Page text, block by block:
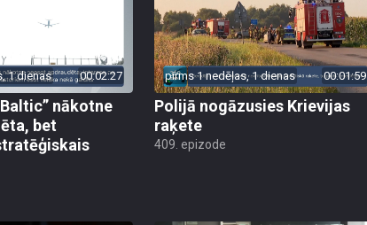
1 dienas 00:02:27
nākotne
bet
pirms 1 nedēļas, 1 dienas 00:01:59
Polijā nogāzusies Krievijas
raķete
409. epizode